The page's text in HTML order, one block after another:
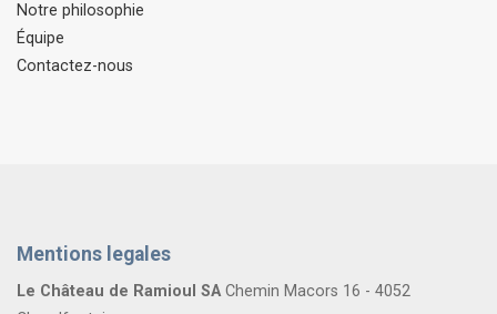
Notre philosophie
Équipe
Contactez-nous
Mentions legales
Le Château de Ramioul SAChemin Macors 16 - 4052